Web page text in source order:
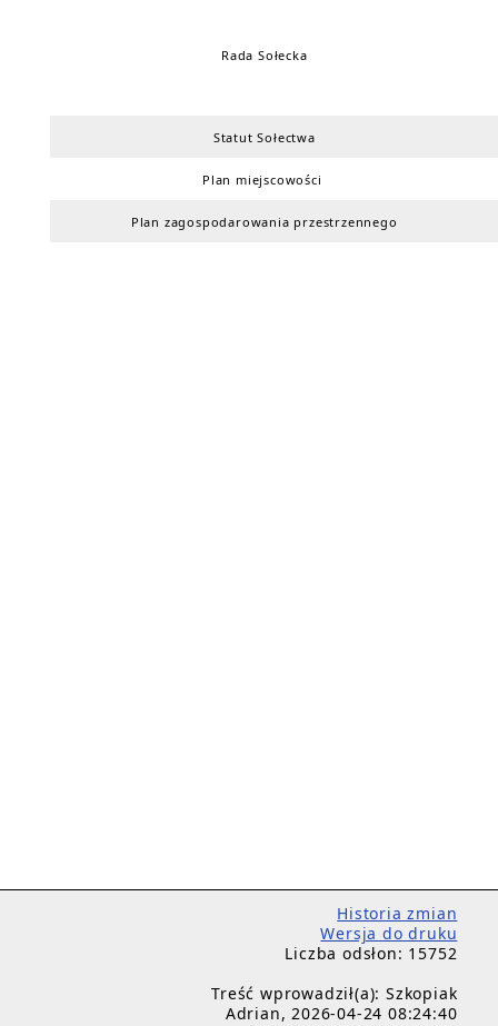
Rada Sołecka
Statut Sołectwa
Plan miejscowości
Plan zagospodarowania przestrzennego
Historia zmian
Wersja do druku
Liczba odsłon: 15752
Treść wprowadził(a): Szkopiak
Adrian, 2026-04-24 08:24:40